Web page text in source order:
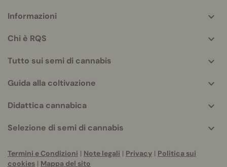
info
Informazioni
Chi è RQS
Tutto sui semi di cannabis
Guida alla coltivazione
Didattica cannabica
Selezione di semi di cannabis
Termini e Condizioni | Note legali | Privacy | Politica sui
cookies | Mappa del sito